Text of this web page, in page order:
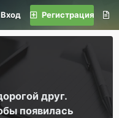
Вход Регистрация
друг.
появилась